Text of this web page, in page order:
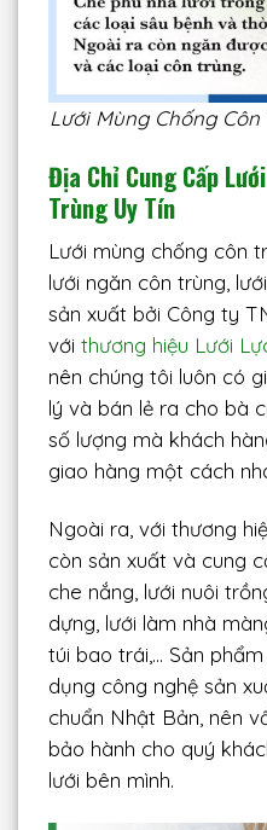
Lưới Mùng Chống
Địa Chỉ Cung Cấp
Trùng Uy Tín
Lưới mùng chống côn
lưới ngăn côn trùng,
sản xuất bởi Công ty
vớithương hiệu Lưới
nên chúng tôi luôn có
lý và bán lẻ ra cho bà
số lượng mà khách
giao hàng một cách
Ngoài ra, với thương
còn sản xuất và cung
che nắng, lưới nuôi
dựng, lưới làm nhà
túi bao trái,… Sản
dụng công nghệ sản
chuẩn Nhật Bản, nên
bảo hành cho quý
lưới bên mình.